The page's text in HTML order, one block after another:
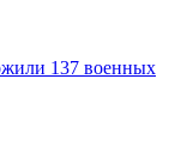
137 военных